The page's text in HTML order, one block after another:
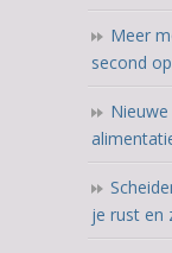
Meer
second
je rust en